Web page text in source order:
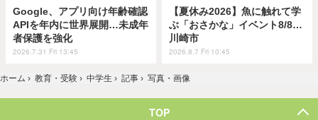
Google、アプリ向け年齢確認
APIを年内に世界展開…未成年
者保護を強化
2026.7.31 Fri 13:45
【夏休み2026】魚に触れて学
ぶ「おさかな」イベント8/8…
川崎市
2026.8.7 Fri 10:45
ホーム › 教育・受験 › 中学生 › 記事 › 写真・画像
TOP